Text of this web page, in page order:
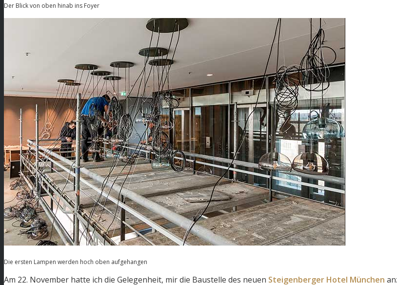
Der Blick von oben hinab ins Foyer
Die ersten Lampen werden hoch oben aufgehangen
Am 22. November hatte ich die Gelegenheit, mir die Baustelle des neuen Steigenberger Hotel München